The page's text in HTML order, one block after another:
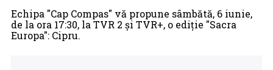
Echipa "Cap Compas" vă propune sâmbătă, 6 iunie,
de la ora 17:30, la TVR 2 și TVR+, o ediție "Sacra
Europa": Cipru.